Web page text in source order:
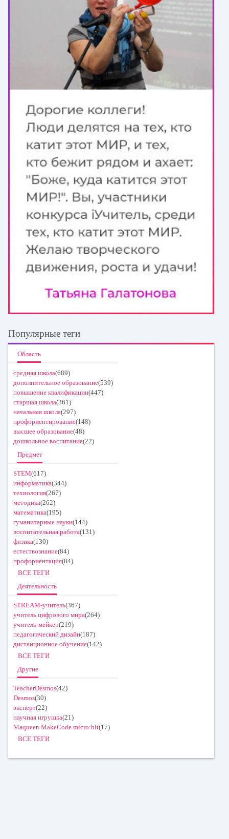
Популярные теги
Область
средняя школа(689)
дополнительное образование(539)
повышение квалификации(447)
старшая школа(361)
начальная школа(297)
профориентирование(148)
высшее образование(48)
дошкольное воспитание(22)
Предмет
STEM(617)
информатика(344)
технология(267)
методика(262)
математика(195)
гуманитарные науки(144)
воспитательная работа(131)
физика(130)
естествознание(84)
профориентация(84)
ВСЕ ТЕГИ
Деятельность
STREAM-учитель(367)
учитель цифрового мира(264)
учитель-мейкер(219)
педагогический дизайн(187)
дистанционное обучение(142)
ВСЕ ТЕГИ
Другие
TeacherDesmos(42)
Desmos(30)
эксперт(22)
научная игрушка(21)
Maqueen MakeCode micro:bit(17)
ВСЕ ТЕГИ